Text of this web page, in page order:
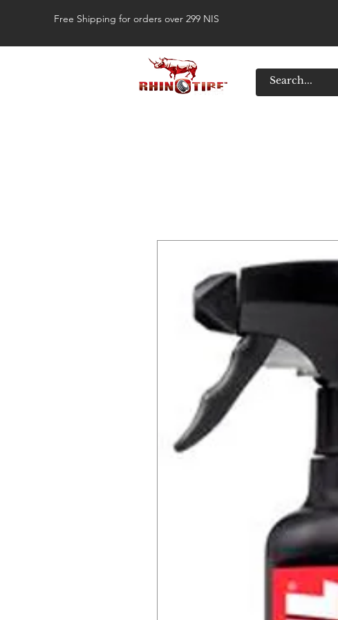
Free Shipping for orders over 299 NIS